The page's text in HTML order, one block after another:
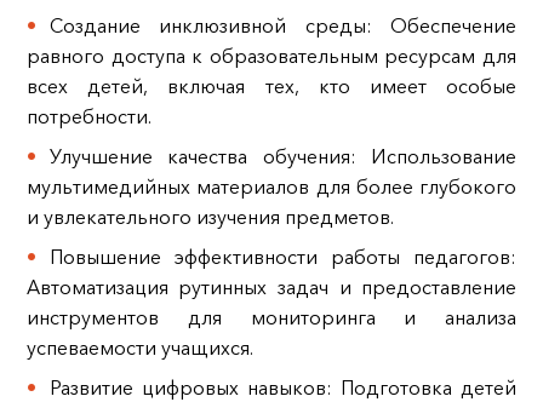
Создание инклюзивной среды: Обеспечение
равного доступа к образовательным ресурсам для
всех детей, включая тех, кто имеет особые
потребности.
Улучшение качества обучения: Использование
мультимедийных материалов для более глубокого
и увлекательного изучения предметов.
Повышение эффективности работы педагогов:
Автоматизация рутинных задач и предоставление
инструментов для мониторинга и анализа
успеваемости учащихся.
Развитие цифровых навыков: Подготовка детей